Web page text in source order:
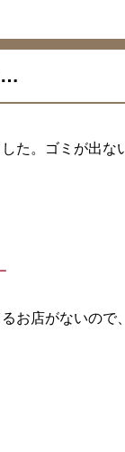
…
た。ゴミが出な
お店がないので